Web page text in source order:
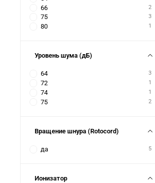
66 2
75 3
80 1
Уровень шума (дБ)
64 3
72 1
74 1
75 2
Вращение шнура (Rotocord)
да 5
Ионизатор